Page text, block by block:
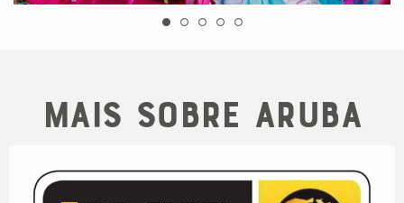
Mais sobre Aruba